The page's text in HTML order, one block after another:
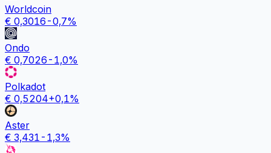
Worldcoin
€ 0,3016 -0,7%
Ondo
€ 0,7026 -1,0%
Polkadot
€ 0,5204+0,1%
Aster
€ 3,431 -1,3%